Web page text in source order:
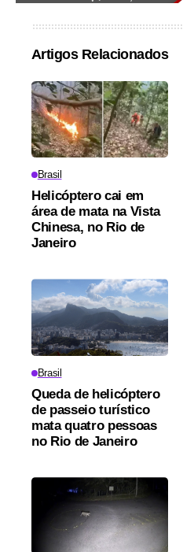
Artigos Relacionados
Brasil
Helicóptero cai em
área de mata na Vista
Chinesa, no Rio de
Janeiro
Brasil
Queda de helicóptero
de passeio turístico
mata quatro pessoas
no Rio de Janeiro